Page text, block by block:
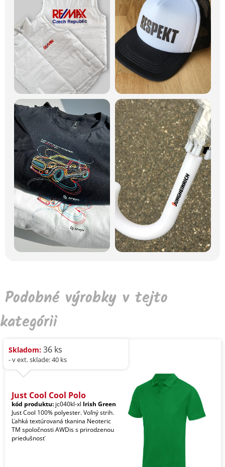
Podobné výrobky v tejto
kategórii
Skladom: 36 ks
- v ext. sklade: 40 ks
Just Cool Cool Polo
kód produktu: jc040kl-xl Irish Green
Just Cool 100% polyester. Voľný strih.
Ľahká textúrovaná tkanina Neoteric
TM spoločnosti AWDis s prirodzenou
priedušnosť